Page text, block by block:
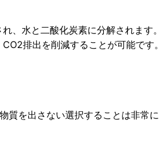
、水と二酸化炭素に分解されます
排出を削減することが可能です。
質を出さない選択することは非常